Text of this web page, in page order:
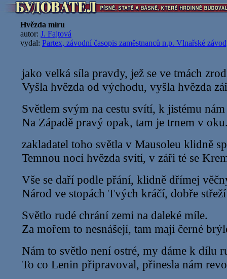
Hvězda míru
autor: J. Fajtová
vydal: Partex, závodní časopis zaměstnanců n.p. Vlnařské
jako velká síla pravdy, jež se ve tmách
Vyšla hvězda od východu, vyšla hvězda
Světlem svým na cestu svítí, k jistému
Na Západě pravý opak, tam je trnem v
zakladatel toho světla v Mausoleu klidně
Temnou nocí hvězda svítí, v záři té se
Vše se daří podle přání, klidně dřímej
Národ ve stopách Tvých kráčí, dobře
Světlo rudé chrání zemi na daleké míle.
Za mořem to nesnášejí, tam mají černé
Nám to světlo není ostré, my dáme k dílu
To co Lenin připravoval, přinesla nám